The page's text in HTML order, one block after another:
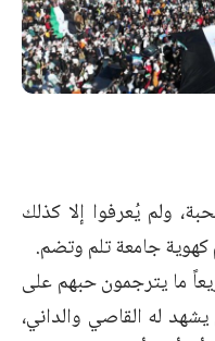
ولم يُعرفوا إلا كذلك
جامعة تلم وتضم.
ما يترجمون حبهم على
له القاصي والداني،